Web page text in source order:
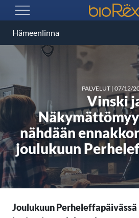
AVAA VALIKKO
BioRex Cinemas
PALVELUT | 07/12/
Vinski
nähdään
joulukuun
Joulukuun Perheleffapäivässä